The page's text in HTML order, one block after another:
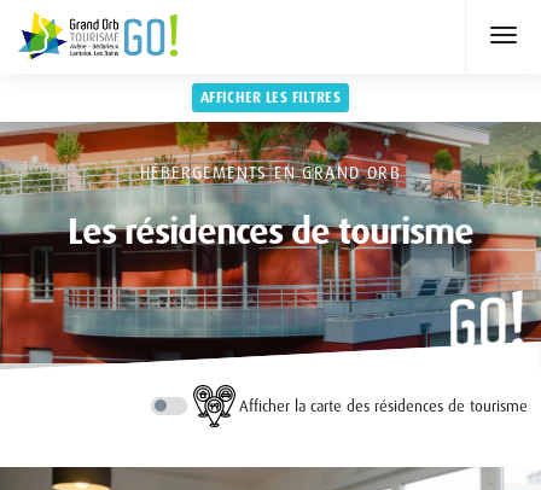
HÉBERGEMENTS EN GRAND ORB
Les résidences de tourisme
AFFICHER LES FILTRES
Afficher la carte des résidences de tourisme